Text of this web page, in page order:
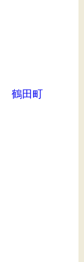
鶴田町